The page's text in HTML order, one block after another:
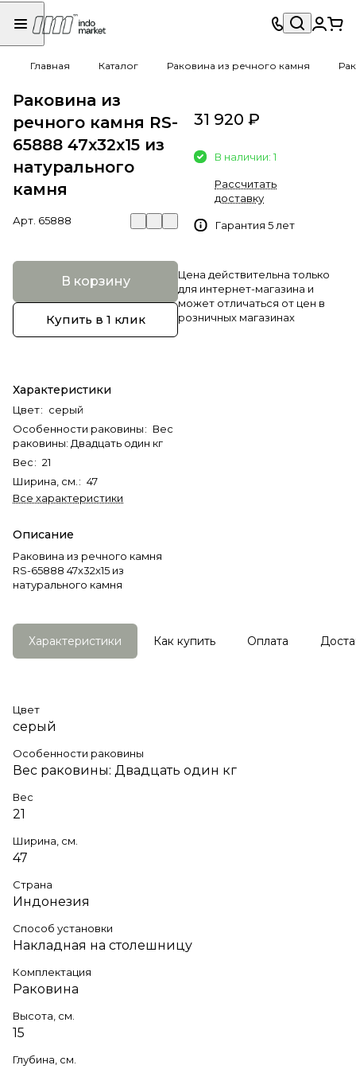
Главная Каталог Раковина из речного камня
Раковина из
речного камня RS-
65888 47х32х15 из
натурального
камня
Арт. 65888
В корзину
Купить в 1 клик
Характеристики
Цвет: серый
Особенности раковины: Вес
раковины: Двадцать один кг
Вес: 21
Ширина, см. : 47
Все характеристики
Описание
Раковина из речного камня
RS-65888 47х32х15 из
натурального камня
31 920 ₽
В наличии: 1
Рассчитать
доставку
Гарантия 5 лет
Цена действительна только
для интернет-магазина и
может отличаться от цен в
розничных магазинах
Характеристики Как купить Оплата
Цвет
серый
Особенности раковины
Вес раковины: Двадцать один кг
Вес
21
Ширина, см.
47
Страна
Индонезия
Способ установки
Накладная на столешницу
Комплектация
Раковина
Высота, см.
15
Глубина, см.